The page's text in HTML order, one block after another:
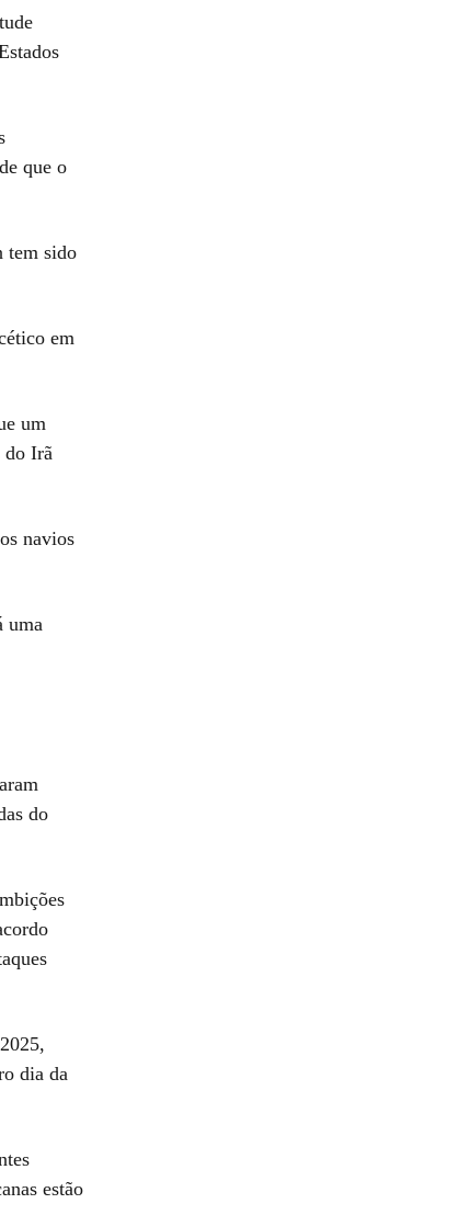
que o
tem sido
em
um
do Irã
navios
uma
do
dia da
estão